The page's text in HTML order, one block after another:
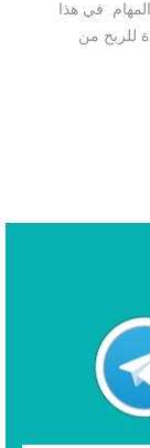
في هذا
للربح من